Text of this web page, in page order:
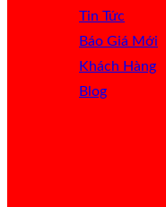
Tin Tức
Báo Giá
Khách Hàng
Blog